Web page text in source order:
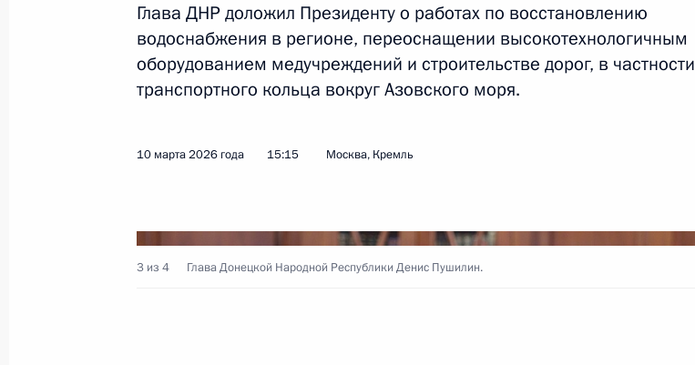
Глава ДНР доложил Президенту о работах по восстановлению
водоснабжения в регионе, переоснащении высокотехнологичным
оборудованием медучреждений и строительстве дорог, в частности
транспортного кольца вокруг Азовского моря.
10 марта 2026 года 15:15 Москва, Кремль
3 из 4 Глава Донецкой Народной Республики Денис Пушилин.